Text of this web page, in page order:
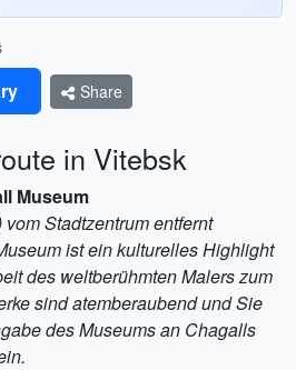
Share
in Vitebsk
Museum
Stadtzentrum entfernt
ist ein kulturelles Highlight
des weltberühmten Malers zum
sind atemberaubend und Sie
des Museums an Chagalls